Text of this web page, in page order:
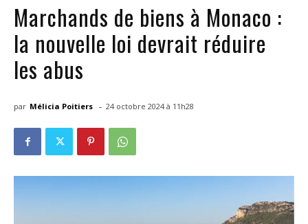
Marchands de biens à Monaco :
la nouvelle loi devrait réduire
les abus
par Mélicia Poitiers - 24 octobre 2024 à 11h28